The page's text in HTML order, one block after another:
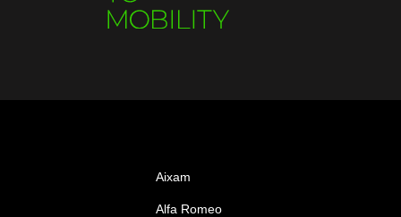
Aixam
Alfa Romeo